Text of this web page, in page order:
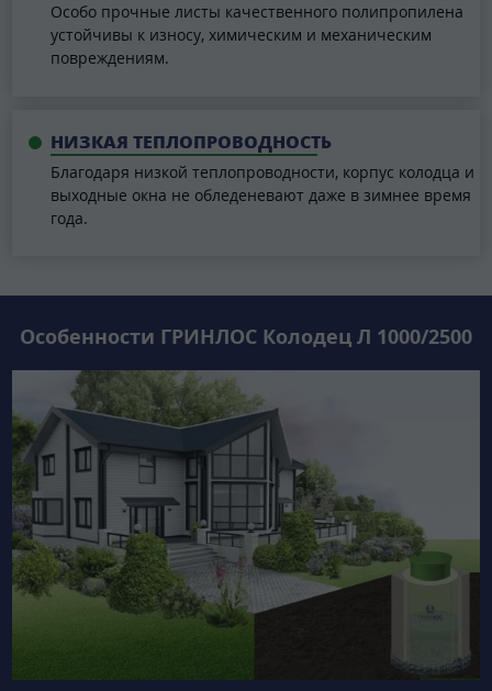
Особо прочные листы качественного полипропилена
устойчивы к износу, химическим и механическим
повреждениям.
НИЗКАЯ ТЕПЛОПРОВОДНОСТЬ
Благодаря низкой теплопроводности, корпус колодца и
выходные окна не обледеневают даже в зимнее время
года.
Особенности ГРИНЛОС Колодец Л 1000/2500